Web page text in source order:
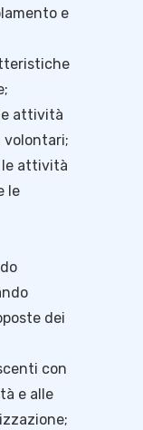
e
attività
volontari;
le attività
le
dei
con
e alle